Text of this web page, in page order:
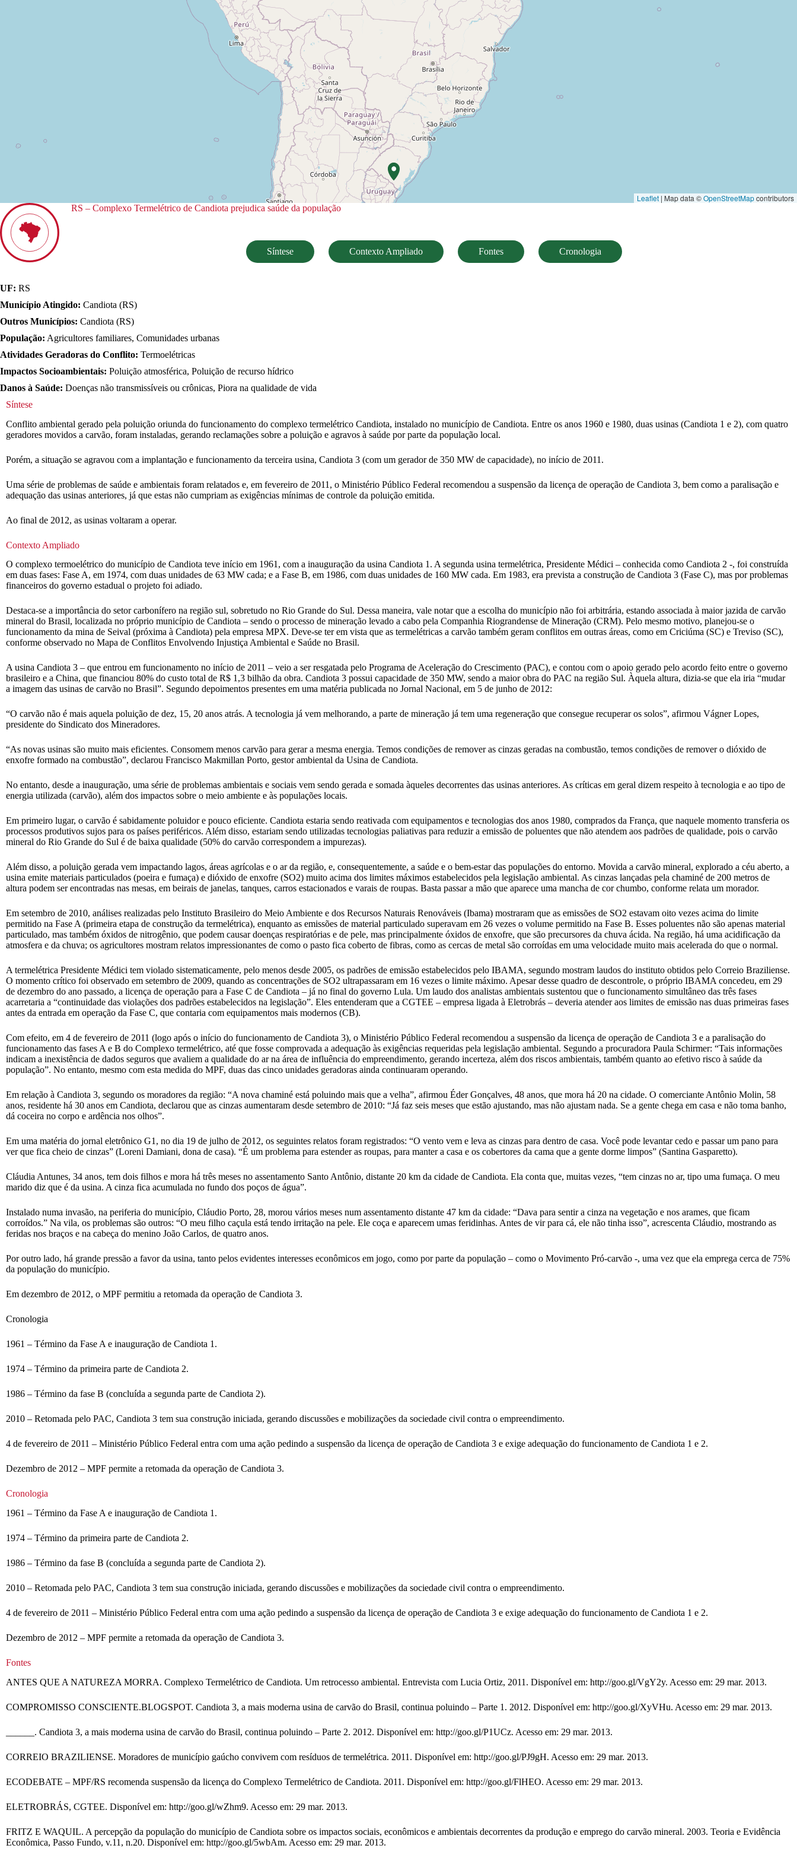
Leaflet | Map data ©OpenStreetMapcontributors
RS – Complexo Termelétrico de Candiota prejudica saúde da população
Síntese Contexto Ampliado Fontes Cronologia
UF: RS
Município Atingido: Candiota (RS)
Outros Municípios: Candiota (RS)
População: Agricultores familiares, Comunidades urbanas
Atividades Geradoras do Conflito: Termoelétricas
Impactos Socioambientais: Poluição atmosférica, Poluição de recurso hídrico
Danos à Saúde: Doenças não transmissíveis ou crônicas, Piora na qualidade de vida
Síntese
Conflito ambiental gerado pela poluição oriunda do funcionamento do complexo termelétrico Candiota, instalado no município de Candiota. Entre os anos 1960 e 1980, duas usinas (Candiota 1 e 2), com quatro
geradores movidos a carvão, foram instaladas, gerando reclamações sobre a poluição e agravos à saúde por parte da população local.
Porém, a situação se agravou com a implantação e funcionamento da terceira usina, Candiota 3 (com um gerador de 350 MW de capacidade), no início de 2011.
Uma série de problemas de saúde e ambientais foram relatados e, em fevereiro de 2011, o Ministério Público Federal recomendou a suspensão da licença de operação de Candiota 3, bem como a paralisação e
adequação das usinas anteriores, já que estas não cumpriam as exigências mínimas de controle da poluição emitida.
Ao final de 2012, as usinas voltaram a operar.
Contexto Ampliado
O complexo termoelétrico do município de Candiota teve início em 1961, com a inauguração da usina Candiota 1. A segunda usina termelétrica, Presidente Médici – conhecida como Candiota 2 -, foi construída
em duas fases: Fase A, em 1974, com duas unidades de 63 MW cada; e a Fase B, em 1986, com duas unidades de 160 MW cada. Em 1983, era prevista a construção de Candiota 3 (Fase C), mas por problemas
financeiros do governo estadual o projeto foi adiado.
Destaca-se a importância do setor carbonífero na região sul, sobretudo no Rio Grande do Sul. Dessa maneira, vale notar que a escolha do município não foi arbitrária, estando associada à maior jazida de carvão
mineral do Brasil, localizada no próprio município de Candiota – sendo o processo de mineração levado a cabo pela Companhia Riograndense de Mineração (CRM). Pelo mesmo motivo, planejou-se o
funcionamento da mina de Seival (próxima à Candiota) pela empresa MPX. Deve-se ter em vista que as termelétricas a carvão também geram conflitos em outras áreas, como em Criciúma (SC) e Treviso (SC),
conforme observado no Mapa de Conflitos Envolvendo Injustiça Ambiental e Saúde no Brasil.
A usina Candiota 3 – que entrou em funcionamento no início de 2011 – veio a ser resgatada pelo Programa de Aceleração do Crescimento (PAC), e contou com o apoio gerado pelo acordo feito entre o governo
brasileiro e a China, que financiou 80% do custo total de R$ 1,3 bilhão da obra. Candiota 3 possui capacidade de 350 MW, sendo a maior obra do PAC na região Sul. Àquela altura, dizia-se que ela iria “mudar
a imagem das usinas de carvão no Brasil”. Segundo depoimentos presentes em uma matéria publicada no Jornal Nacional, em 5 de junho de 2012:
“O carvão não é mais aquela poluição de dez, 15, 20 anos atrás. A tecnologia já vem melhorando, a parte de mineração já tem uma regeneração que consegue recuperar os solos”, afirmou Vágner Lopes,
presidente do Sindicato dos Mineradores.
“As novas usinas são muito mais eficientes. Consomem menos carvão para gerar a mesma energia. Temos condições de remover as cinzas geradas na combustão, temos condições de remover o dióxido de
enxofre formado na combustão”, declarou Francisco Makmillan Porto, gestor ambiental da Usina de Candiota.
No entanto, desde a inauguração, uma série de problemas ambientais e sociais vem sendo gerada e somada àqueles decorrentes das usinas anteriores. As críticas em geral dizem respeito à tecnologia e ao tipo de
energia utilizada (carvão), além dos impactos sobre o meio ambiente e às populações locais.
Em primeiro lugar, o carvão é sabidamente poluidor e pouco eficiente. Candiota estaria sendo reativada com equipamentos e tecnologias dos anos 1980, comprados da França, que naquele momento transferia os
processos produtivos sujos para os países periféricos. Além disso, estariam sendo utilizadas tecnologias paliativas para reduzir a emissão de poluentes que não atendem aos padrões de qualidade, pois o carvão
mineral do Rio Grande do Sul é de baixa qualidade (50% do carvão correspondem a impurezas).
Além disso, a poluição gerada vem impactando lagos, áreas agrícolas e o ar da região, e, consequentemente, a saúde e o bem-estar das populações do entorno. Movida a carvão mineral, explorado a céu aberto, a
usina emite materiais particulados (poeira e fumaça) e dióxido de enxofre (SO2) muito acima dos limites máximos estabelecidos pela legislação ambiental. As cinzas lançadas pela chaminé de 200 metros de
altura podem ser encontradas nas mesas, em beirais de janelas, tanques, carros estacionados e varais de roupas. Basta passar a mão que aparece uma mancha de cor chumbo, conforme relata um morador.
Em setembro de 2010, análises realizadas pelo Instituto Brasileiro do Meio Ambiente e dos Recursos Naturais Renováveis (Ibama) mostraram que as emissões de SO2 estavam oito vezes acima do limite
permitido na Fase A (primeira etapa de construção da termelétrica), enquanto as emissões de material particulado superavam em 26 vezes o volume permitido na Fase B. Esses poluentes não são apenas material
particulado, mas também óxidos de nitrogênio, que podem causar doenças respiratórias e de pele, mas principalmente óxidos de enxofre, que são precursores da chuva ácida. Na região, há uma acidificação da
atmosfera e da chuva; os agricultores mostram relatos impressionantes de como o pasto fica coberto de fibras, como as cercas de metal são corroídas em uma velocidade muito mais acelerada do que o normal.
A termelétrica Presidente Médici tem violado sistematicamente, pelo menos desde 2005, os padrões de emissão estabelecidos pelo IBAMA, segundo mostram laudos do instituto obtidos pelo Correio Braziliense.
O momento crítico foi observado em setembro de 2009, quando as concentrações de SO2 ultrapassaram em 16 vezes o limite máximo. Apesar desse quadro de descontrole, o próprio IBAMA concedeu, em 29
de dezembro do ano passado, a licença de operação para a Fase C de Candiota – já no final do governo Lula. Um laudo dos analistas ambientais sustentou que o funcionamento simultâneo das três fases
acarretaria a “continuidade das violações dos padrões estabelecidos na legislação”. Eles entenderam que a CGTEE – empresa ligada à Eletrobrás – deveria atender aos limites de emissão nas duas primeiras fases
antes da entrada em operação da Fase C, que contaria com equipamentos mais modernos (CB).
Com efeito, em 4 de fevereiro de 2011 (logo após o início do funcionamento de Candiota 3), o Ministério Público Federal recomendou a suspensão da licença de operação de Candiota 3 e a paralisação do
funcionamento das fases A e B do Complexo termelétrico, até que fosse comprovada a adequação às exigências requeridas pela legislação ambiental. Segundo a procuradora Paula Schirmer: “Tais informações
indicam a inexistência de dados seguros que avaliem a qualidade do ar na área de influência do empreendimento, gerando incerteza, além dos riscos ambientais, também quanto ao efetivo risco à saúde da
população”. No entanto, mesmo com esta medida do MPF, duas das cinco unidades geradoras ainda continuaram operando.
Em relação à Candiota 3, segundo os moradores da região: “A nova chaminé está poluindo mais que a velha”, afirmou Éder Gonçalves, 48 anos, que mora há 20 na cidade. O comerciante Antônio Molin, 58
anos, residente há 30 anos em Candiota, declarou que as cinzas aumentaram desde setembro de 2010: “Já faz seis meses que estão ajustando, mas não ajustam nada. Se a gente chega em casa e não toma banho,
dá coceira no corpo e ardência nos olhos”.
Em uma matéria do jornal eletrônico G1, no dia 19 de julho de 2012, os seguintes relatos foram registrados: “O vento vem e leva as cinzas para dentro de casa. Você pode levantar cedo e passar um pano para
ver que fica cheio de cinzas” (Loreni Damiani, dona de casa). “É um problema para estender as roupas, para manter a casa e os cobertores da cama que a gente dorme limpos” (Santina Gasparetto).
Cláudia Antunes, 34 anos, tem dois filhos e mora há três meses no assentamento Santo Antônio, distante 20 km da cidade de Candiota. Ela conta que, muitas vezes, “tem cinzas no ar, tipo uma fumaça. O meu
marido diz que é da usina. A cinza fica acumulada no fundo dos poços de água”.
Instalado numa invasão, na periferia do município, Cláudio Porto, 28, morou vários meses num assentamento distante 47 km da cidade: “Dava para sentir a cinza na vegetação e nos arames, que ficam
corroídos.” Na vila, os problemas são outros: “O meu filho caçula está tendo irritação na pele. Ele coça e aparecem umas feridinhas. Antes de vir para cá, ele não tinha isso”, acrescenta Cláudio, mostrando as
feridas nos braços e na cabeça do menino João Carlos, de quatro anos.
Por outro lado, há grande pressão a favor da usina, tanto pelos evidentes interesses econômicos em jogo, como por parte da população – como o Movimento Pró-carvão -, uma vez que ela emprega cerca de 75%
da população do município.
Em dezembro de 2012, o MPF permitiu a retomada da operação de Candiota 3.
Cronologia
1961 – Término da Fase A e inauguração de Candiota 1.
1974 – Término da primeira parte de Candiota 2.
1986 – Término da fase B (concluída a segunda parte de Candiota 2).
2010 – Retomada pelo PAC, Candiota 3 tem sua construção iniciada, gerando discussões e mobilizações da sociedade civil contra o empreendimento.
4 de fevereiro de 2011 – Ministério Público Federal entra com uma ação pedindo a suspensão da licença de operação de Candiota 3 e exige adequação do funcionamento de Candiota 1 e 2.
Dezembro de 2012 – MPF permite a retomada da operação de Candiota 3.
Cronologia
1961 – Término da Fase A e inauguração de Candiota 1.
1974 – Término da primeira parte de Candiota 2.
1986 – Término da fase B (concluída a segunda parte de Candiota 2).
2010 – Retomada pelo PAC, Candiota 3 tem sua construção iniciada, gerando discussões e mobilizações da sociedade civil contra o empreendimento.
4 de fevereiro de 2011 – Ministério Público Federal entra com uma ação pedindo a suspensão da licença de operação de Candiota 3 e exige adequação do funcionamento de Candiota 1 e 2.
Dezembro de 2012 – MPF permite a retomada da operação de Candiota 3.
Fontes
ANTES QUE A NATUREZA MORRA. Complexo Termelétrico de Candiota. Um retrocesso ambiental. Entrevista com Lucia Ortiz, 2011. Disponível em: http://goo.gl/VgY2y. Acesso em: 29 mar. 2013.
COMPROMISSO CONSCIENTE.BLOGSPOT. Candiota 3, a mais moderna usina de carvão do Brasil, continua poluindo – Parte 1. 2012. Disponível em: http://goo.gl/XyVHu. Acesso em: 29 mar. 2013.
______. Candiota 3, a mais moderna usina de carvão do Brasil, continua poluindo – Parte 2. 2012. Disponível em: http://goo.gl/P1UCz. Acesso em: 29 mar. 2013.
CORREIO BRAZILIENSE. Moradores de município gaúcho convivem com resíduos de termelétrica. 2011. Disponível em: http://goo.gl/PJ9gH. Acesso em: 29 mar. 2013.
ECODEBATE – MPF/RS recomenda suspensão da licença do Complexo Termelétrico de Candiota. 2011. Disponível em: http://goo.gl/FlHEO. Acesso em: 29 mar. 2013.
ELETROBRÁS, CGTEE. Disponível em: http://goo.gl/wZhm9. Acesso em: 29 mar. 2013.
FRITZ E WAQUIL. A percepção da população do município de Candiota sobre os impactos sociais, econômicos e ambientais decorrentes da produção e emprego do carvão mineral. 2003. Teoria e Evidência
Econômica, Passo Fundo, v.11, n.20. Disponível em: http://goo.gl/5wbAm. Acesso em: 29 mar. 2013.